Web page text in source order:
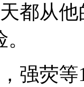
都从
荧等